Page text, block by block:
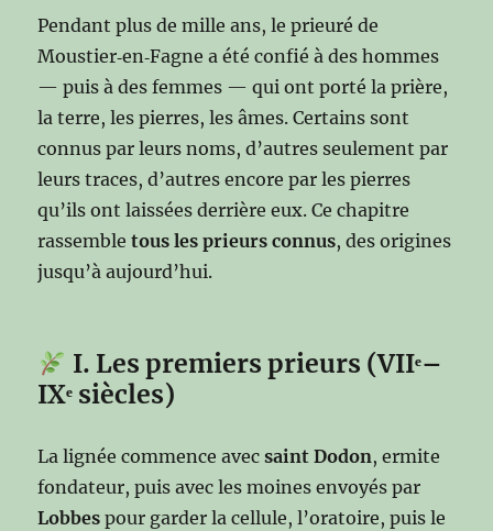
Pendant plus de mille ans, le prieuré de
Moustier‑en‑Fagne a été confié à des hommes
— puis à des femmes — qui ont porté la prière,
la terre, les pierres, les âmes. Certains sont
connus par leurs noms, d’autres seulement par
leurs traces, d’autres encore par les pierres
qu’ils ont laissées derrière eux. Ce chapitre
rassembletous les prieurs connus, des origines
jusqu’à aujourd’hui.
I. Les premiers prieurs (VIIᵉ–
IXᵉ siècles)
La lignée commence avecsaint Dodon, ermite
fondateur, puis avec les moines envoyés par
Lobbes pour garder la cellule, l’oratoire, puis le